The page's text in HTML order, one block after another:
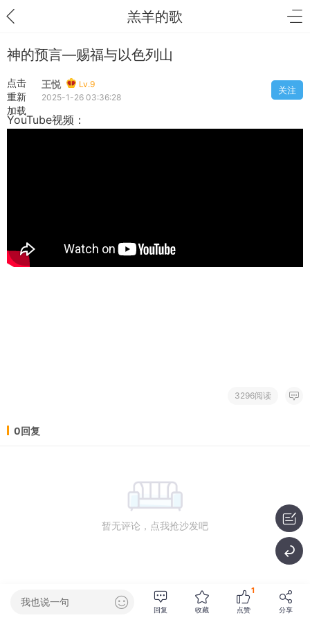
羔羊的歌
神的预言—赐福与以色列山
点击
重新
加载
王悦
Lv.9
2025-1-26 03:36:28
关注
YouTube视频：
3296阅读
0回复
暂无评论，点我抢沙发吧
我也说一句
回复 收藏
1
点赞 分享